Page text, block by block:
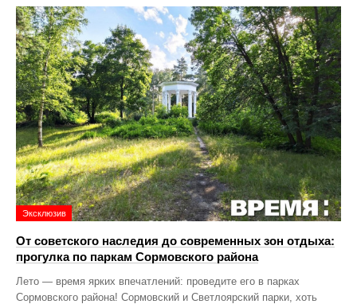
Эксклюзив
От советского наследия до современных зон отдыха:
прогулка по паркам Сормовского района
Лето — время ярких впечатлений: проведите его в парках
Сормовского района! Сормовский и Светлоярский парки, хоть